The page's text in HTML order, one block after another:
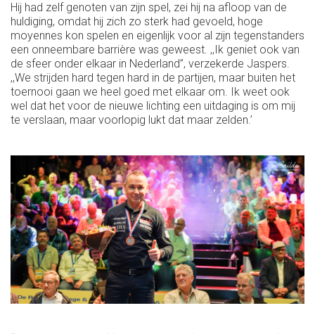
Hij had zelf genoten van zijn spel, zei hij na afloop van de
huldiging, omdat hij zich zo sterk had gevoeld, hoge
moyennes kon spelen en eigenlijk voor al zijn tegenstanders
een onneembare barrière was geweest. ,,Ik geniet ook van
de sfeer onder elkaar in Nederland’’, verzekerde Jaspers.
,,We strijden hard tegen hard in de partijen, maar buiten het
toernooi gaan we heel goed met elkaar om. Ik weet ook
wel dat het voor de nieuwe lichting een uitdaging is om mij
te verslaan, maar voorlopig lukt dat maar zelden.’